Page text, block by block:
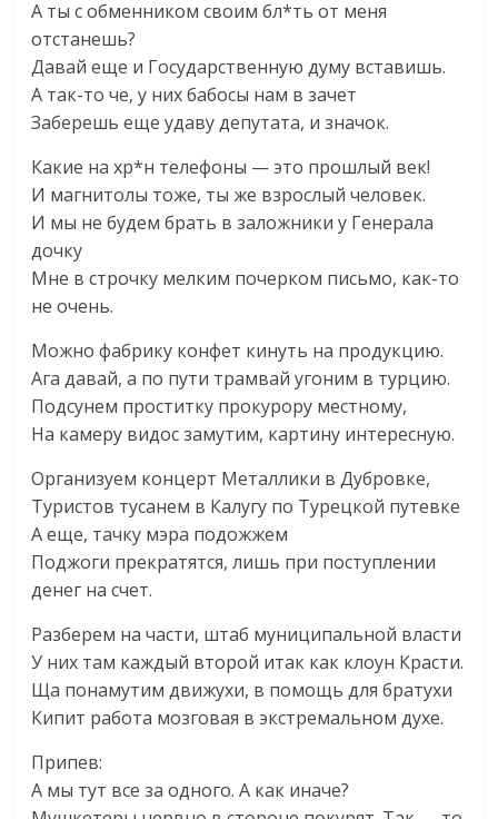
А ты с обменником своим бл*ть от меня
отстанешь?
Давай еще и Государственную думу вставишь.
А так-то че, у них бабосы нам в зачет
Заберешь еще удаву депутата, и значок.
Какие на хр*н телефоны — это прошлый век!
И магнитолы тоже, ты же взрослый человек.
И мы не будем брать в заложники у Генерала
дочку
Мне в строчку мелким почерком письмо, как-то
не очень.
Можно фабрику конфет кинуть на продукцию.
Ага давай, а по пути трамвай угоним в турцию.
Подсунем проститку прокурору местному,
На камеру видос замутим, картину интересную.
Организуем концерт Металлики в Дубровке,
Туристов тусанем в Калугу по Турецкой путевке
А еще, тачку мэра подожжем
Поджоги прекратятся, лишь при поступлении
денег на счет.
Разберем на части, штаб муниципальной власти
У них там каждый второй итак как клоун Красти.
Ща понамутим движухи, в помощь для братухи
Кипит работа мозговая в экстремальном духе.
Припев:
А мы тут все за одного. А как иначе?